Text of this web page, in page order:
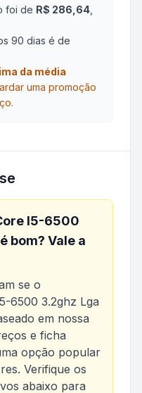
foi de R$ 286,64
90 dias é de
da média
uma promoção
I5-6500
é bom? Vale a
se o
6500 3.2ghz Lga
em nossa
e ficha
opção popular
. Verifique os
abaixo para